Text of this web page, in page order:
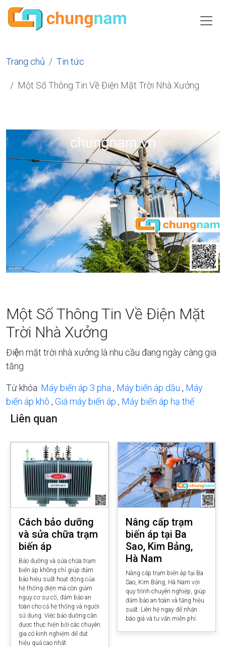
Trang chủ Tin tức
Một Số Thông Tin Về Điện Mặt Trời Nhà Xưởng
Một Số Thông Tin Về Điện Mặt
Trời Nhà Xưởng
Điện mặt trời nhà xưởng là nhu cầu đang ngày càng gia
tăng
Từ khóa: Máy biến áp 3 pha , Máy biến áp dầu , Máy
biến áp khô , Giá máy biến áp , Máy biến áp hạ thế
Liên quan
Cách bảo dưỡng
và sửa chữa trạm
biến áp
Bảo dưỡng và sửa chữa trạm
biến áp không chỉ giúp đảm
bảo hiệu suất hoạt động của
hệ thống điện mà còn giảm
nguy cơ sự cố, đảm bảo an
toàn cho cả hệ thống và người
sử dụng. Việc bảo dưỡng cần
được thực hiện bởi các chuyên
gia có kinh nghiệm để đạt
hiệu quả cao nhất.
Nâng cấp trạm
biến áp tại Ba
Sao, Kim Bảng,
Hà Nam
Nâng cấp trạm biến áp tại Ba
Sao, Kim Bảng, Hà Nam với
quy trình chuyên nghiệp, giúp
đảm bảo an toàn và tăng hiệu
suất. Liên hệ ngay để nhận
báo giá và tư vấn miễn phí.